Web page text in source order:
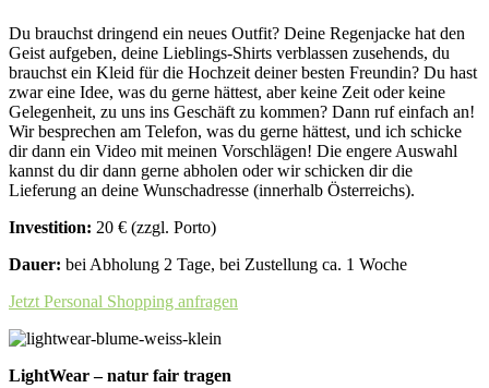
Du brauchst dringend ein neues Outfit? Deine Regenjacke hat den
Geist aufgeben, deine Lieblings-Shirts verblassen zusehends, du
brauchst ein Kleid für die Hochzeit deiner besten Freundin? Du hast
zwar eine Idee, was du gerne hättest, aber keine Zeit oder keine
Gelegenheit, zu uns ins Geschäft zu kommen? Dann ruf einfach an!
Wir besprechen am Telefon, was du gerne hättest, und ich schicke
dir dann ein Video mit meinen Vorschlägen! Die engere Auswahl
kannst du dir dann gerne abholen oder wir schicken dir die
Lieferung an deine Wunschadresse (innerhalb Österreichs).
Investition: 20 € (zzgl. Porto)
Dauer: bei Abholung 2 Tage, bei Zustellung ca. 1 Woche
Jetzt Personal Shopping anfragen
LightWear – natur fair tragen